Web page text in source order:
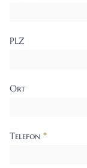
PLZ
Ort
Telefon *